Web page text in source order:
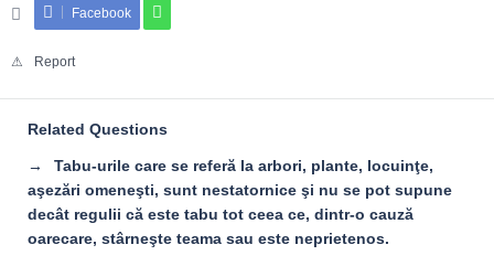
Facebook
Report
Related Questions
Tabu-urile care se referă la arbori, plante, locuinţe,
aşezări omeneşti, sunt nestatornice şi nu se pot supune
decât regulii că este tabu tot ceea ce, dintr-o cauză
oarecare, stârneşte teama sau este neprietenos.